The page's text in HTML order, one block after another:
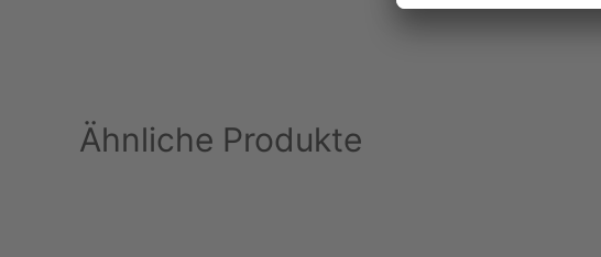
Ähnliche Produkte